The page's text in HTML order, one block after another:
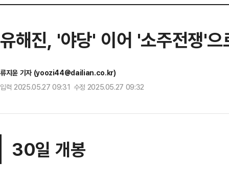
유해진, '야당' 이어 '소주전쟁'
류지윤 기자 (yoozi44@dailian.co.kr)
입력 2025.05.27 09:31 수정 2025.05.27 09:32
30일 개봉